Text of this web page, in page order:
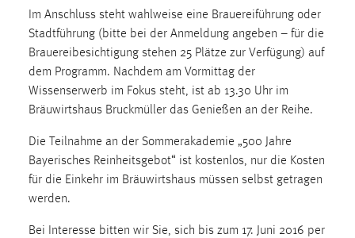
Im Anschluss steht wahlweise eine Brauereiführung oder
Stadtführung (bitte bei der Anmeldung angeben – für die
Brauereibesichtigung stehen 25 Plätze zur Verfügung) auf
dem Programm. Nachdem am Vormittag der
Wissenserwerb im Fokus steht, ist ab 13.30 Uhr im
Bräuwirtshaus Bruckmüller das Genießen an der Reihe.
Die Teilnahme an der Sommerakademie „500 Jahre
Bayerisches Reinheitsgebot“ ist kostenlos, nur die Kosten
für die Einkehr im Bräuwirtshaus müssen selbst getragen
werden.
Bei Interesse bitten wir Sie, sich bis zum 17. Juni 2016 per
Cookie Laufzeit:
Chat
Name:
chat-frame-style-5e9dbeb1811c0446
Zweck:
Wird benötigt um die Chatfunktion nutzen zu können.
MibewSessionID, mibew-chat-frame-style-